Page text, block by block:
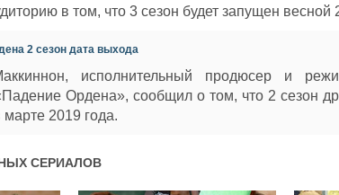
в том, что 3 сезон будет запущен весной
2 сезон дата выхода
исполнительный продюсер и
Ордена», сообщил о том, что 2 сезон
марте 2019 года.
СЕРИАЛОВ